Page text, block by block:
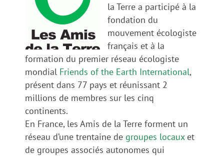
la Terre a participé à la
fondation du
mouvement écologiste
français et à la
formation du premier réseau écologiste
mondial Friends of the Earth International,
présent dans 77 pays et réunissant 2
millions de membres sur les cinq
continents.
En France, les Amis de la Terre forment un
réseau d’une trentaine de groupes locauxet
de groupes associés autonomes qui